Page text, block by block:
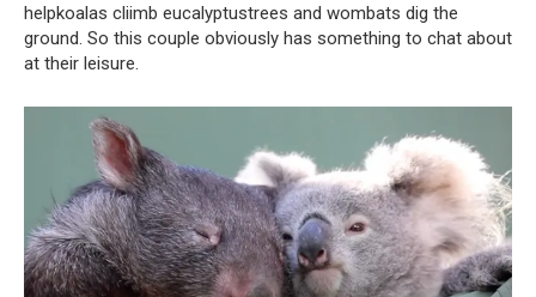
helpkoalas cliimb eucalyptustrees and wombats dig the
ground. So this couple obviously has something to chat about
at their leisure.